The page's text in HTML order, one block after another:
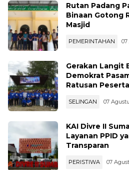
Rutan Padang
Binaan Gotong
Masjid
PEMERINTAHAN 07
Gerakan Langit
Demokrat
Ratusan
SELINGAN 07
KAI Divre II
Layanan PPID
Transparan
PERISTIWA 07